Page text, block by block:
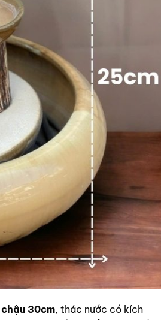
30cm, thác nước có kích